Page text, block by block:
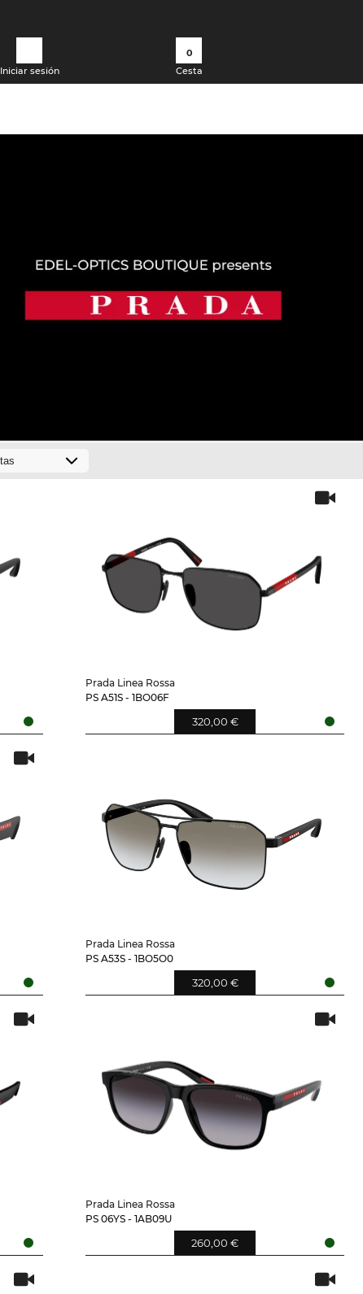
Iniciar sesión
0
Cesta
Prada Linea Rossa
PS A51S - 1BO06F
320,00 €
Prada Linea Rossa
PS A53S - 1BO5O0
320,00 €
Prada Linea Rossa
PS 06YS - 1AB09U
260,00 €